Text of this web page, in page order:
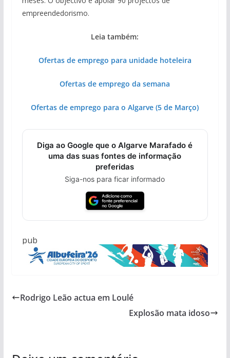
empreendedorismo.
Leia também:
Ofertas de emprego para unidade hoteleira
Ofertas de emprego da semana
Ofertas de emprego para o Algarve (5 de Março)
Diga ao Google que o Algarve Marafado é
uma das suas fontes de informação
preferidas
Siga-nos para ficar informado
pub
Rodrigo Leão actua em Loulé
Explosão mata idoso